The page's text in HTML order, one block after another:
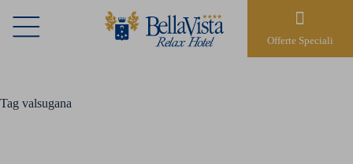
Offerte Speciali
Tag valsugana